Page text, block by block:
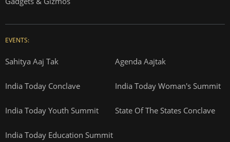
EVENTS:
Sahitya Aaj Tak Agenda Aajtak
India Today Conclave India Today Woman's Summit
India Today Youth Summit State Of The States Conclave
India Today Education Summit